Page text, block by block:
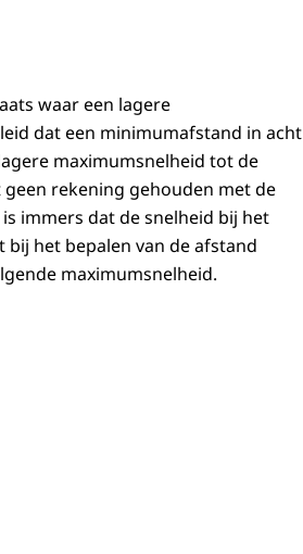
waar een lagere
dat een minimumafstand in acht
maximumsnelheid tot de
rekening gehouden met de
immers dat de snelheid bij het
het bepalen van de afstand
maximumsnelheid.